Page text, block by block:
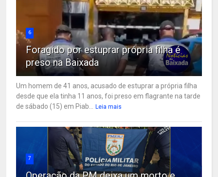
6
Foragido por estuprar própria filha é
preso na Baixada
Um homem de 41 anos, acusado de estuprar a própria filha
desde que ela tinha 11 anos, foi preso em flagrante na tarde
de sábado (15) em Piab...
Leia mais
7